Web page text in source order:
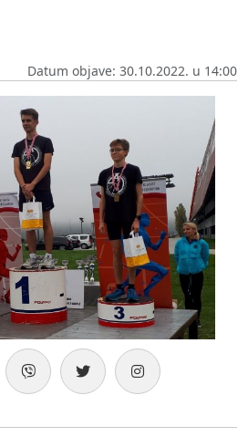
Datum objave: 30.10.2022. u 14:00